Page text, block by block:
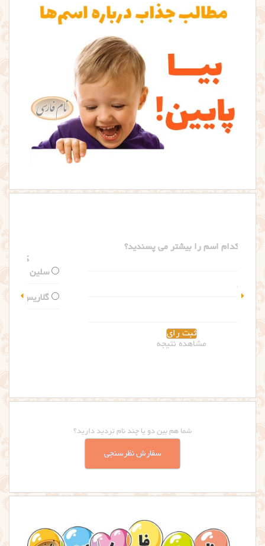
شما هم بین دو یا چند نام تردید دارید؟
سفارش نظرسنجی